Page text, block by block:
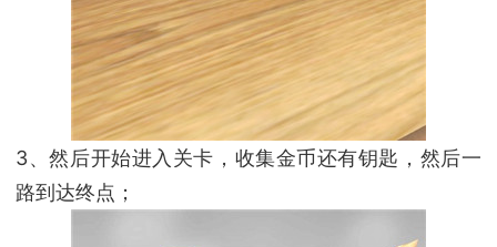
3、然后开始进入关卡，收集金币还有钥匙，然后一
路到达终点；